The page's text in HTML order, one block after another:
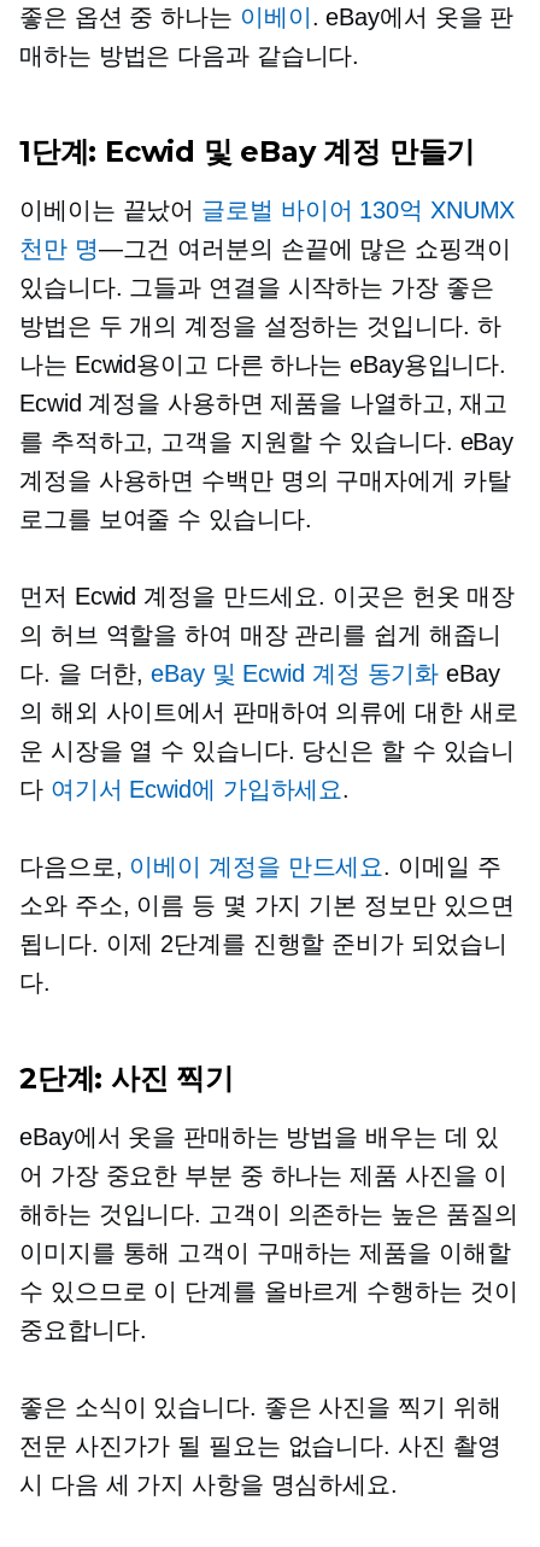
좋은 옵션 중 하나는 이베이 . eBay에서 옷을 판
매하는 방법은 다음과 같습니다.
1단계: Ecwid 및 eBay 계정 만들기
이베이는 끝났어 글로벌 바이어 130억 XNUMX
천만 명—그건 여러분의 손끝에 많은 쇼핑객이
있습니다. 그들과 연결을 시작하는 가장 좋은
방법은 두 개의 계정을 설정하는 것입니다. 하
나는 Ecwid용이고 다른 하나는 eBay용입니다.
Ecwid 계정을 사용하면 제품을 나열하고, 재고
를 추적하고, 고객을 지원할 수 있습니다. eBay
계정을 사용하면 수백만 명의 구매자에게 카탈
로그를 보여줄 수 있습니다.
먼저 Ecwid 계정을 만드세요. 이곳은 헌옷 매장
의 허브 역할을 하여 매장 관리를 쉽게 해줍니
다. 을 더한,eBay 및 Ecwid 계정 동기화 eBay
의 해외 사이트에서 판매하여 의류에 대한 새로
운 시장을 열 수 있습니다. 당신은 할 수 있습니
다 여기서 Ecwid에 가입하세요.
다음으로, 이베이 계정을 만드세요. 이메일 주
소와 주소, 이름 등 몇 가지 기본 정보만 있으면
됩니다. 이제 2단계를 진행할 준비가 되었습니
다.
2단계: 사진 찍기
eBay에서 옷을 판매하는 방법을 배우는 데 있
어 가장 중요한 부분 중 하나는 제품 사진을 이
해하는 것입니다. 고객이 의존하는 높은 품질의
이미지를 통해 고객이 구매하는 제품을 이해할
수 있으므로 이 단계를 올바르게 수행하는 것이
중요합니다.
좋은 소식이 있습니다. 좋은 사진을 찍기 위해
전문 사진가가 될 필요는 없습니다. 사진 촬영
시 다음 세 가지 사항을 명심하세요.